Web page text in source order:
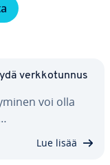
verk­ko­tun­nus
voi olla
Lue lisää